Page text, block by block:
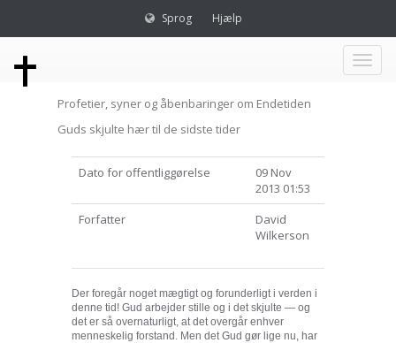
Sprog Hjælp
Toggle
Profetier, syner og åbenbaringer om Endetiden
Guds skjulte hær til de sidste tider
Dato for offentliggørelse
09 Nov
2013 01:53
Forfatter
David
Wilkerson
Der foregår noget mægtigt og forunderligt i verden i
denne tid! Gud arbejder stille og i det skjulte — og
det er så overnaturligt, at det overgår enhver
menneskelig forstand. Men det Gud gør lige nu, har